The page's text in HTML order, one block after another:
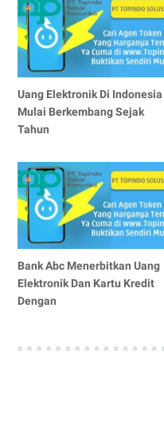
Uang Elektronik Di Indonesia
Mulai Berkembang Sejak
Tahun
Bank Abc Menerbitkan Uang
Elektronik Dan Kartu Kredit
Dengan